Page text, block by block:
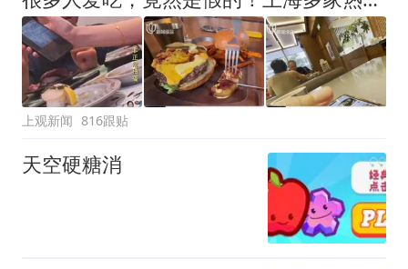
上观新闻 816跟贴
天空硬糖消